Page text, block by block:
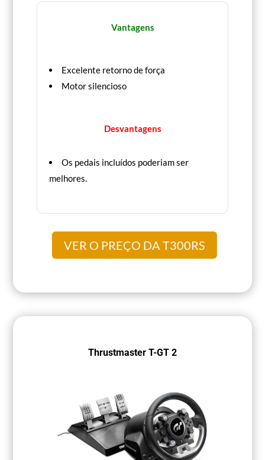
Vantagens
Excelente retorno de força
Motor silencioso
Desvantagens
Os pedais incluídos poderiam ser
melhores.
VER O PREÇO DA T300RS
Thrustmaster T-GT 2